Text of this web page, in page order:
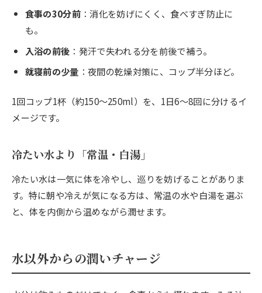
食事の30分前 ：消化を妨げにくく、食べすぎ防止に
も。
入浴の前後 ：発汗で失われる分を前後で補う。
就寝前の少量 ：夜間の乾燥対策に、コップ半分ほど。
1回コップ1杯（約150〜250ml）を、1日6〜8回に分けるイ
メージです。
冷たい水より「常温・白湯」
冷たい水は一気に体を冷やし、巡りを妨げることがありま
す。特に朝や冷えが気になる方は、常温の水や白湯を選ぶ
と、体を内側から温めながら潤せます。
水以外からの潤いチャージ